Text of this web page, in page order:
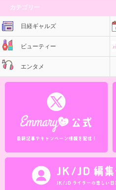
カテゴリー
日経ギャルズ
ビューティー
エンタメ